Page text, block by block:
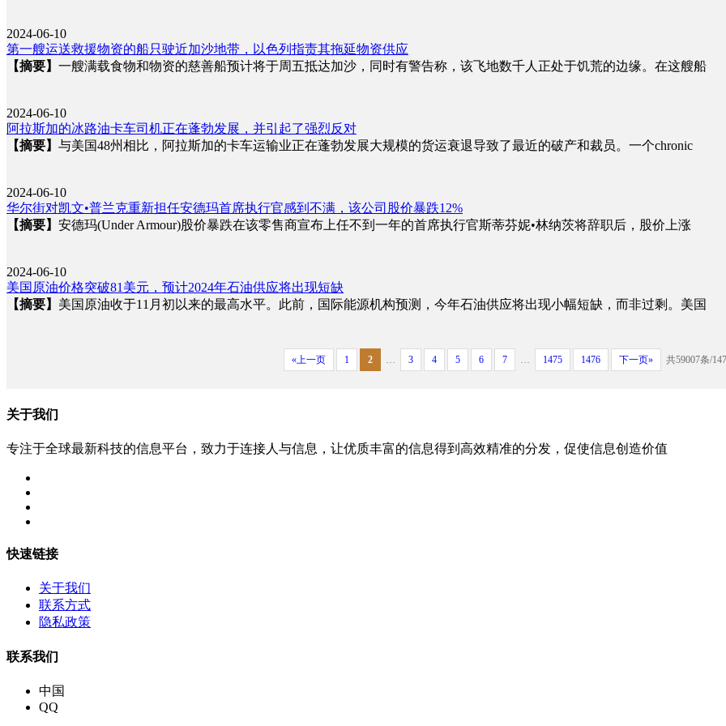
2024-06-10
第一艘运送救援物资的船只驶近加沙地带，以色列指责其拖延物资供应
【摘要】 一艘满载食物和物资的慈善船预计将于周五抵达加沙，同时有警告称，该飞地数千人正处于饥荒的边缘。在这艘船
2024-06-10
阿拉斯加的冰路油卡车司机正在蓬勃发展，并引起了强烈反对
【摘要】 与美国48州相比，阿拉斯加的卡车运输业正在蓬勃发展大规模的货运衰退导致了最近的破产和裁员。一个chronic
2024-06-10
华尔街对凯文•普兰克重新担任安德玛首席执行官感到不满，该公司股价暴跌12%
【摘要】 安德玛(Under Armour)股价暴跌在该零售商宣布上任不到一年的首席执行官斯蒂芬妮•林纳茨将辞职后，股价上涨
2024-06-10
美国原油价格突破81美元，预计2024年石油供应将出现短缺
【摘要】 美国原油收于11月初以来的最高水平。此前，国际能源机构预测，今年石油供应将出现小幅短缺，而非过剩。美国
«上一页 1 2 … 3 4 5 6 7 … 1475 1476 下一页» 共59007条/
关于我们
专注于全球最新科技的信息平台，致力于连接人与信息，让优质丰富的信息得到高效精准的分发，促使信息创造价值
快速链接
关于我们
联系方式
隐私政策
联系我们
中国
QQ